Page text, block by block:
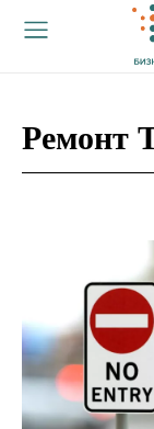
Ремонт